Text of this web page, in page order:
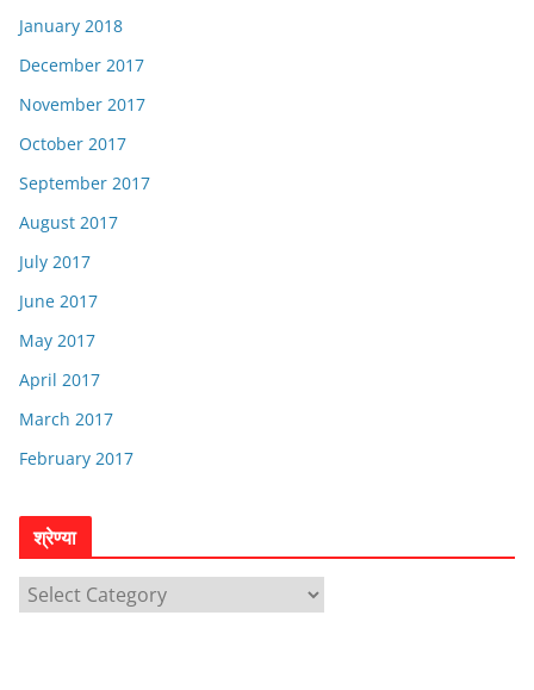
January 2018
December 2017
November 2017
October 2017
September 2017
August 2017
July 2017
June 2017
May 2017
April 2017
March 2017
February 2017
श्रेण्या
श्रे